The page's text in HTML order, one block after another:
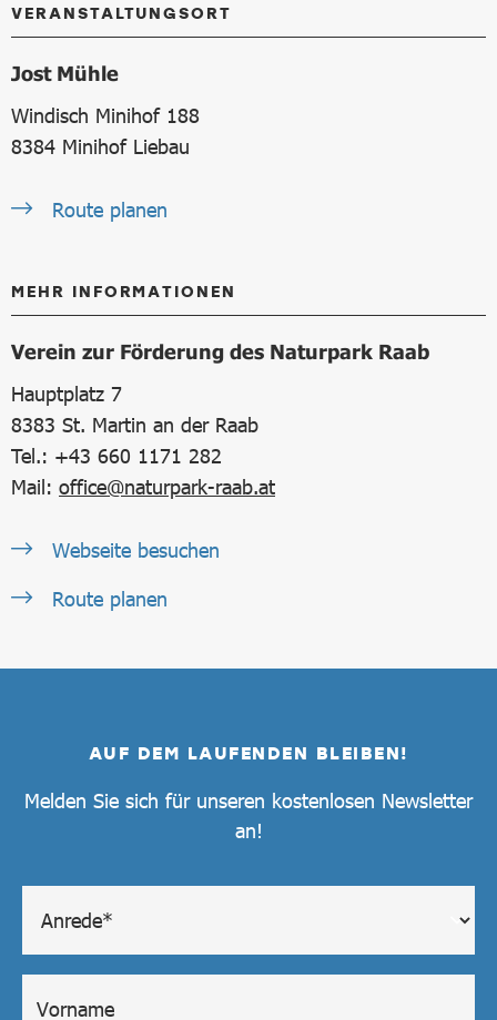
VERANSTALTUNGSORT
Jost Mühle
Windisch Minihof 188
8384 Minihof Liebau
Route planen
MEHR INFORMATIONEN
Verein zur Förderung des Naturpark Raab
Hauptplatz 7
8383 St. Martin an der Raab
Tel.: +43 660 1171 282
Mail: office@naturpark-raab.at
Webseite besuchen
Route planen
AUF DEM LAUFENDEN BLEIBEN!
Melden Sie sich für unseren kostenlosen Newsletter
an!